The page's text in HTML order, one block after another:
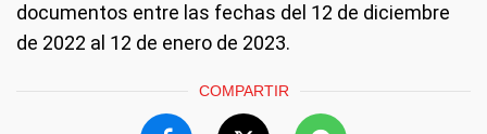
documentos entre las fechas del 12 de diciembre
de 2022 al 12 de enero de 2023.
COMPARTIR